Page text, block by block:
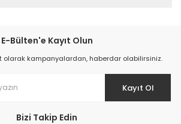
E-Bülten'e Kayıt Olun
olarak kampanyalardan, haberdar olabilirsiniz.
Kayıt Ol
Bizi Takip Edin